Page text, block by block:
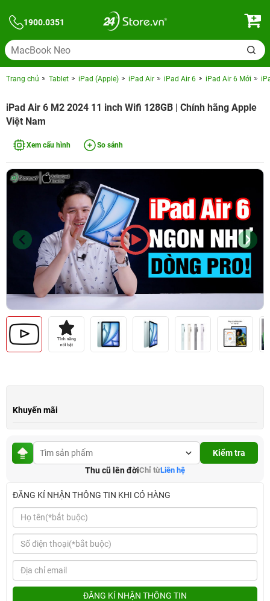
1900.0351
Trang chủ Tablet iPad (Apple) iPad Air iPad Air 6 iPad Air 6 Mới
iPad Air 6 M2 2024 11 inch Wifi 128GB | Chính hãng Apple
Việt Nam
Xem cấu hình So sánh
Khuyến mãi
Kiểm tra
Thu cũ lên đờiChỉ từLiên hệ
ĐĂNG KÍ NHẬN THÔNG TIN KHI CÓ HÀNG
ĐĂNG KÍ NHẬN THÔNG TIN